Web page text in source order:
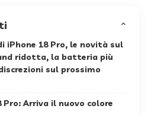
iPhone 18 Pro, le novità sul
ridotta, la batteria più
sul prossimo
Pro: Arriva il nuovo colore